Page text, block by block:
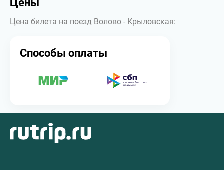
Цены
Цена билета на поезд Волово - Крыловская:
Способы оплаты